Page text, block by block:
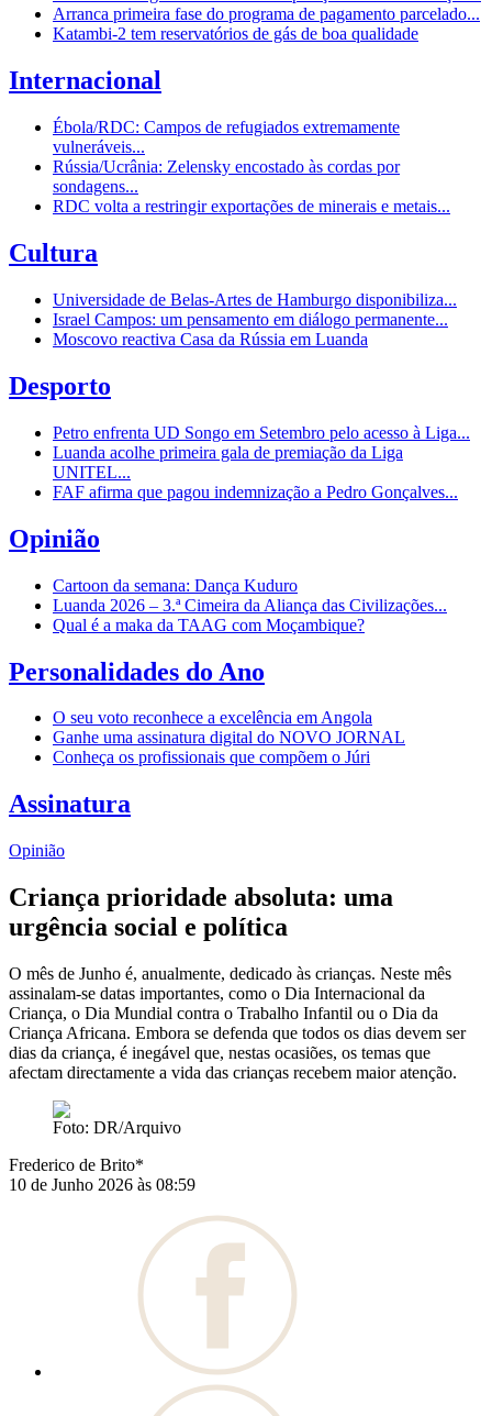
Arranca primeira fase do programa de pagamento parcelado...
Katambi-2 tem reservatórios de gás de boa qualidade
Internacional
Ébola/RDC: Campos de refugiados extremamente
vulneráveis...
Rússia/Ucrânia: Zelensky encostado às cordas por
sondagens...
RDC volta a restringir exportações de minerais e metais...
Cultura
Universidade de Belas-Artes de Hamburgo disponibiliza...
Israel Campos: um pensamento em diálogo permanente...
Moscovo reactiva Casa da Rússia em Luanda
Desporto
Petro enfrenta UD Songo em Setembro pelo acesso à Liga...
Luanda acolhe primeira gala de premiação da Liga
UNITEL...
FAF afirma que pagou indemnização a Pedro Gonçalves...
Opinião
Cartoon da semana: Dança Kuduro
Luanda 2026 – 3.ª Cimeira da Aliança das Civilizações...
Qual é a maka da TAAG com Moçambique?
Personalidades do Ano
O seu voto reconhece a excelência em Angola
Ganhe uma assinatura digital do NOVO JORNAL
Conheça os profissionais que compõem o Júri
Assinatura
Opinião
Criança prioridade absoluta: uma
urgência social e política
O mês de Junho é, anualmente, dedicado às crianças. Neste mês
assinalam-se datas importantes, como o Dia Internacional da
Criança, o Dia Mundial contra o Trabalho Infantil ou o Dia da
Criança Africana. Embora se defenda que todos os dias devem ser
dias da criança, é inegável que, nestas ocasiões, os temas que
afectam directamente a vida das crianças recebem maior atenção.
Foto: DR/Arquivo
Frederico de Brito*
10 de Junho 2026 às 08:59